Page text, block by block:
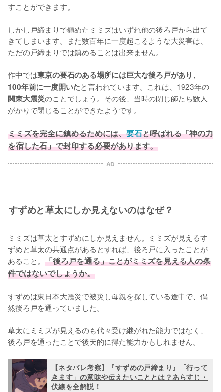
すことができます。
しかし戸締まりで鎮めたミミズはいずれ他の後ろ戸から出て
きてしまいます。また数百年に一度起こるような大災害は、
ただの戸締まりでは鎮めることは出来ません。
作中では東京の要石のある場所には巨大な後ろ戸があり、
100年前に一度開いたと言われています。これは、1923年の
関東大震災のことでしょう。その後、当時の閉じ師たち数人
がかりで閉じることができたようです。
ミミズを完全に鎮めるためには、要石と呼ばれる「神の力
を宿した石」で封印する必要があります。
AD
すずめと草太にしか見えないのはなぜ？
ミミズは草太とすずめにしか見えません。ミミズが見えるす
ずめと草太の共通点があるとすれば、後ろ戸に入ったことが
あること。 「後ろ戸を通る」ことがミミズを見える人の条
件ではないでしょうか。
すずめは東日本大震災で被災し母親を探している途中で、偶
然後ろ戸を通っていました。
草太にミミズが見えるのも代々受け継がれた能力ではなく、
後ろ戸を通ったことで後天的に得た能力かもしれません。
【ネタバレ考察】『すずめの戸締まり』「行って
きます」の意味や伝えたいこととは？あらすじ・
伏線を全解説！